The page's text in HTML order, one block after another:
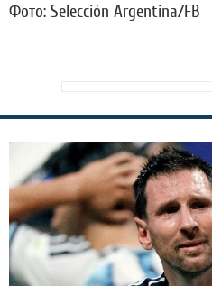
Фото: Selección Argentina/FB